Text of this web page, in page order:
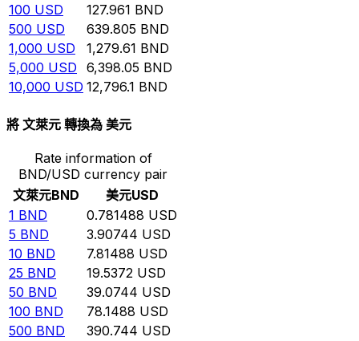
100 USD 127.961 BND
500 USD 639.805 BND
1,000 USD 1,279.61 BND
5,000 USD 6,398.05 BND
10,000 USD 12,796.1 BND
將 文萊元 轉換為 美元
Rate information of
BND/USD currency pair
文萊元BND 美元USD
1 BND 0.781488 USD
5 BND 3.90744 USD
10 BND 7.81488 USD
25 BND 19.5372 USD
50 BND 39.0744 USD
100 BND 78.1488 USD
500 BND 390.744 USD